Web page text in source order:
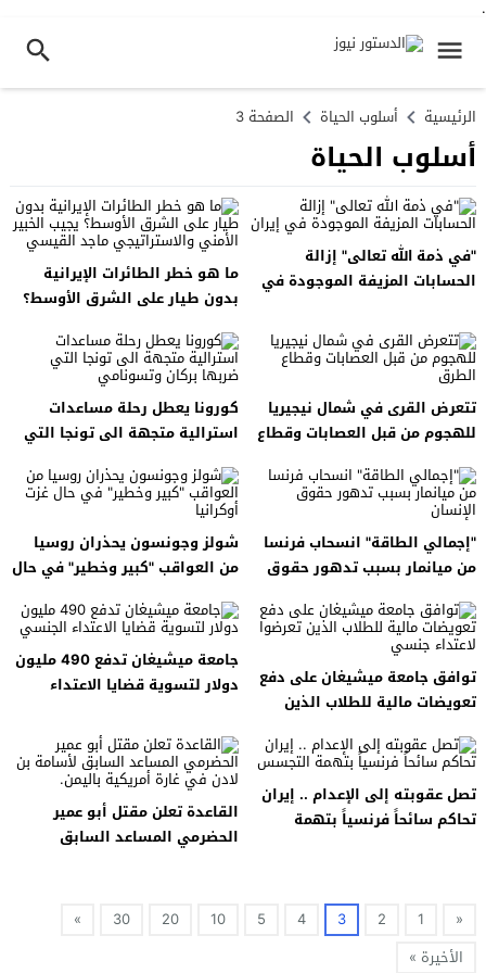
.
الرئيسية أسلوب الحياة الصفحة 3
أسلوب الحياة
"في ذمة الله تعالى" إزالة
الحسابات المزيفة الموجودة في
ما هو خطر الطائرات الإيرانية
بدون طيار على الشرق الأوسط؟
ماجد القيسي
تتعرض القرى في شمال نيجيريا
للهجوم من قبل العصابات وقطاع
كورونا يعطل رحلة مساعدات
استرالية متجهة الى تونجا التي
"إجمالي الطاقة" انسحاب فرنسا
من ميانمار بسبب تدهور حقوق
شولز وجونسون يحذران روسيا
من العواقب "كبير وخطير" في حال
توافق جامعة ميشيغان على دفع
تعويضات مالية للطلاب الذين
جامعة ميشيغان تدفع 490 مليون
دولار لتسوية قضايا الاعتداء
تصل عقوبته إلى الإعدام .. إيران
تحاكم سائحاً فرنسياً بتهمة
القاعدة تعلن مقتل أبو عمير
الحضرمي المساعد السابق
«
1
2
3
4
5
10
20
30
»
الأخيرة »